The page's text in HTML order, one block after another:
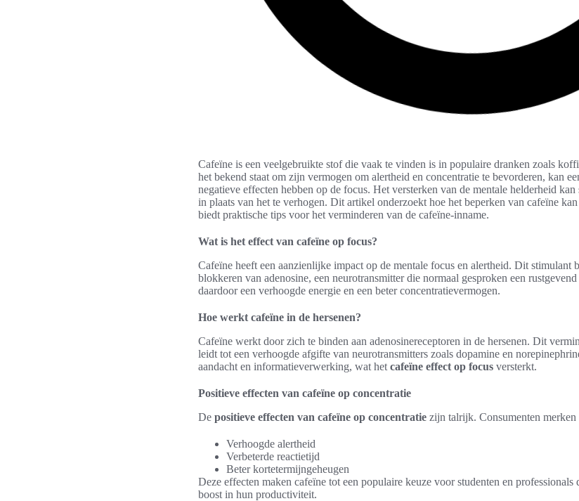
Cafeïne is een veelgebruikte stof die vaak te vinden is in populaire dranken zoals
het bekend staat om zijn vermogen om alertheid en concentratie te bevorderen, kan
negatieve effecten hebben op de focus. Het versterken van de mentale helderheid
in plaats van het te verhogen. Dit artikel onderzoekt hoe het beperken van cafeïne
biedt praktische tips voor het verminderen van de cafeïne-inname.
Wat is het effect van cafeïne op focus?
Cafeïne heeft een aanzienlijke impact op de mentale focus en alertheid. Dit stimulant
blokkeren van adenosine, een neurotransmitter die normaal gesproken een
daardoor een verhoogde energie en een beter concentratievermogen.
Hoe werkt cafeïne in de hersenen?
Cafeïne werkt door zich te binden aan adenosinereceptoren in de hersenen. Dit
leidt tot een verhoogde afgifte van neurotransmitters zoals dopamine en
aandacht en informatieverwerking, wat het cafeïne effect op focus versterkt.
Positieve effecten van cafeïne op concentratie
De positieve effecten van cafeïne op concentratie zijn talrijk. Consumenten
Verhoogde alertheid
Verbeterde reactietijd
Beter kortetermijngeheugen
Deze effecten maken cafeïne tot een populaire keuze voor studenten en professionals
boost in hun productiviteit.